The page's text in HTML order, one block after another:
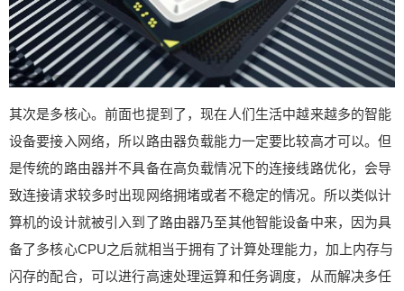
其次是多核心。前面也提到了，现在人们生活中越来越多的智能
设备要接入网络，所以路由器负载能力一定要比较高才可以。但
是传统的路由器并不具备在高负载情况下的连接线路优化，会导
致连接请求较多时出现网络拥堵或者不稳定的情况。所以类似计
算机的设计就被引入到了路由器乃至其他智能设备中来，因为具
备了多核心CPU之后就相当于拥有了计算处理能力，加上内存与
闪存的配合，可以进行高速处理运算和任务调度，从而解决多任
网辅助功能，可以算作路由器选择维度的一个考
量。 【A2有颜值】 如果不是包装盒顶部的“华为路
由A2”的产品名称，单看正面这个圆柱型的产品照，
很多人可能就认为这是一款华为智能音箱了。另
比较清新时尚的。 盒子背面从上到下依次对A2的六
大特色功能进行了介绍，相较于市场上其他产品的
图标标识，A2背面的介绍则显得更为直观、详实，
能让用户快速全面的了解这款路由器，省去了翻阅
说明书的时间，很实用的版面设计。 十分简洁的外
o，底部那个圆形的华为路由产品Logo其实是一个
WAP的触控键，如果误触了底部的指示灯会闪烁，